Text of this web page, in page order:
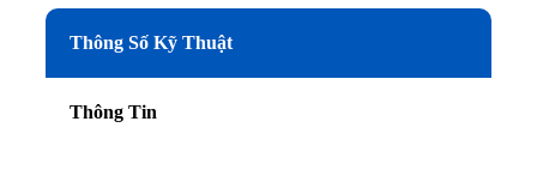
Thông Số Kỹ Thuật
Thông Tin